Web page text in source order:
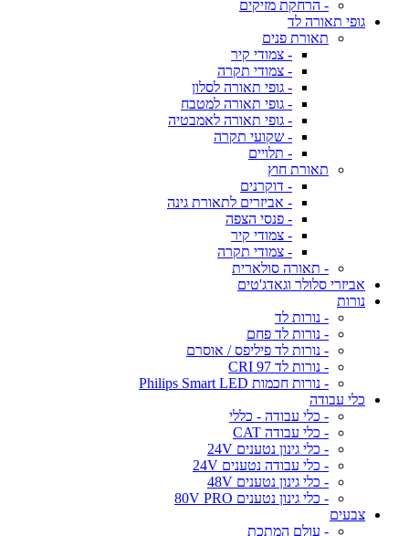
- הרחקת מזיקים
גופי תאורה לד
תאורת פנים
- צמודי קיר
- צמודי תקרה
- גופי תאורה לסלון
- גופי תאורה למטבח
- גופי תאורה לאמבטיה
- שקועי תקרה
- תלויים
תאורת חוץ
- דוקרנים
- אביזרים לתאורת גינה
- פנסי הצפה
- צמודי קיר
- צמודי תקרה
- תאורה סולארית
אביזרי סלולר וגאדג'טים
נורות
- נורות לד
- נורות לד פחם
- נורות לד פיליפס / אוסרם
- נורות לד CRI 97
- נורות חכמות Philips Smart LED
כלי עבודה
- כלי עבודה - כללי
- כלי עבודה CAT
- כלי גינון נטענים 24V
- כלי עבודה נטענים 24V
- כלי גינון נטענים 48V
- כלי גינון נטענים 80V PRO
צבעים
- עולם המתכת